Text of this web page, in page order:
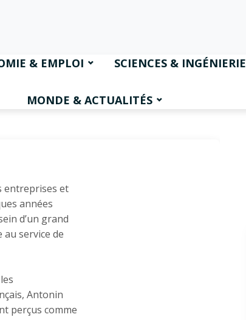
& EMPLOI SCIENCES & INGÉNIERIE
MONDE & ACTUALITÉS
entreprises et
années
d’un grand
service de
Antonin
perçus comme